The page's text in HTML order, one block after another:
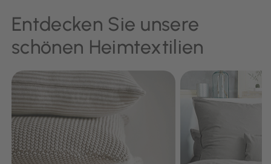
Entdecken Sie unsere
schönen Heimtextilien